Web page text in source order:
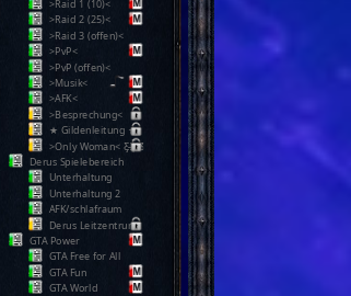
>Raid 1 (10)<
>Raid 2 (25)<
>Raid 3 (offen)<
>PvP<
>PvP (offen)<
>Musik<
>AFK<
>Besprechung<
★ Gildenleitung ★
>Only Woman< Ƹ̵̡Ӝ̵̨̄Ʒ
Derus Spielebereich
Unterhaltung
Unterhaltung 2
AFK/schlafraum
Derus Leitzentrum
GTA Power
GTA Free for All
GTA Fun
GTA World